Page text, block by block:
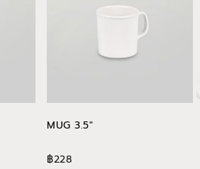
MUG 3.5"
฿228